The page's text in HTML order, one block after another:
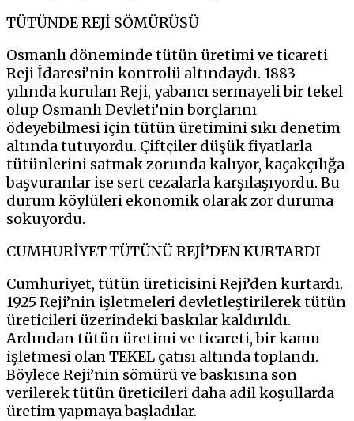
TÜTÜNDE REJİ SÖMÜRÜSÜ
Osmanlı döneminde tütün üretimi ve ticareti
Reji İdaresi’nin kontrolü altındaydı. 1883
yılında kurulan Reji, yabancı sermayeli bir tekel
olup Osmanlı Devleti’nin borçlarını
ödeyebilmesi için tütün üretimini sıkı denetim
altında tutuyordu. Çiftçiler düşük fiyatlarla
tütünlerini satmak zorunda kalıyor, kaçakçılığa
başvuranlar ise sert cezalarla karşılaşıyordu. Bu
durum köylüleri ekonomik olarak zor duruma
sokuyordu.
CUMHURİYET TÜTÜNÜ REJİ’DEN KURTARDI
Cumhuriyet, tütün üreticisini Reji’den kurtardı.
1925 Reji’nin işletmeleri devletleştirilerek tütün
üreticileri üzerindeki baskılar kaldırıldı.
Ardından tütün üretimi ve ticareti, bir kamu
işletmesi olan TEKEL çatısı altında toplandı.
Böylece Reji’nin sömürü ve baskısına son
verilerek tütün üreticileri daha adil koşullarda
üretim yapmaya başladılar.